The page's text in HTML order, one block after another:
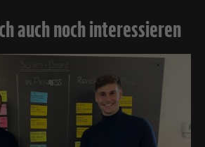
auch noch interessieren